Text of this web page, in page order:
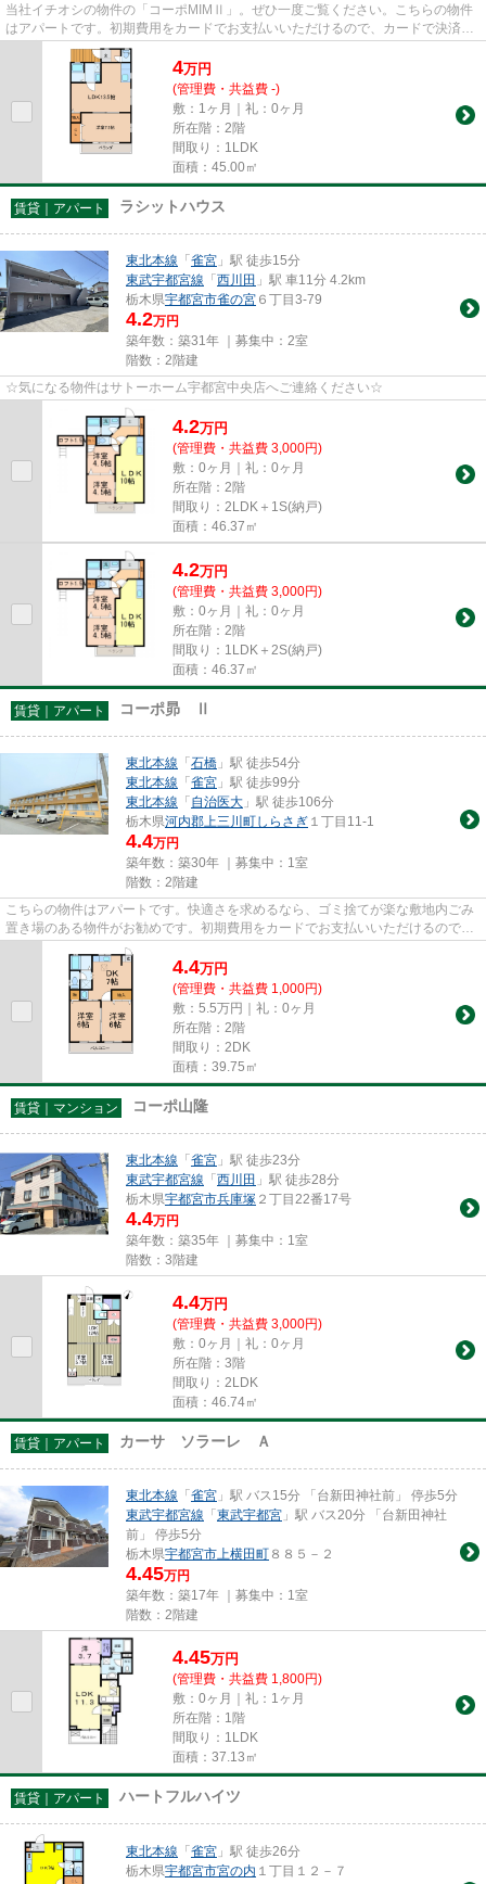
当社イチオシの物件の「コーポMIMⅡ」。ぜひ一度ご覧ください。こちらの物件
はアパートです。初期費用をカードでお支払いいただけるので、カードで決済し
たい方にもおすすめです。こち...
4万円
(管理費・共益費 -)
敷：1ヶ月｜礼：0ヶ月
所在階：2階
間取り：1LDK
面積：45.00㎡
賃貸｜アパート ラシットハウス
東北本線 「雀宮 」駅 徒歩15分
東武宇都宮線 「西川田 」駅 車11分 4.2km
栃木県宇都宮市雀の宮 ６丁目3-79
4.2万円
築年数：築31年 ｜募集中： 2室
階数：2階建
☆気になる物件はサトーホーム宇都宮中央店へご連絡ください☆
4.2万円
(管理費・共益費 3,000円)
敷：0ヶ月｜礼：0ヶ月
所在階：2階
間取り：2LDK＋1S(納戸)
面積：46.37㎡
4.2万円
(管理費・共益費 3,000円)
敷：0ヶ月｜礼：0ヶ月
所在階：2階
間取り：1LDK＋2S(納戸)
面積：46.37㎡
賃貸｜アパート コーポ昴 Ⅱ
東北本線 「石橋 」駅 徒歩54分
東北本線 「雀宮 」駅 徒歩99分
東北本線 「自治医大 」駅 徒歩106分
栃木県河内郡上三川町しらさぎ １丁目11-1
4.4万円
築年数：築30年 ｜募集中： 1室
階数：2階建
こちらの物件はアパートです。快適さを求めるなら、ゴミ捨てが楽な敷地内ごみ
置き場のある物件がお勧めです。初期費用をカードでお支払いいただけるので、
カードで決済したい方にもお...
4.4万円
(管理費・共益費 1,000円)
敷：5.5万円｜礼：0ヶ月
所在階：2階
間取り：2DK
面積：39.75㎡
賃貸｜マンション コーポ山隆
東北本線 「雀宮 」駅 徒歩23分
東武宇都宮線 「西川田 」駅 徒歩28分
栃木県宇都宮市兵庫塚 ２丁目22番17号
4.4万円
築年数：築35年 ｜募集中： 1室
階数：3階建
4.4万円
(管理費・共益費 3,000円)
敷：0ヶ月｜礼：0ヶ月
所在階：3階
間取り：2LDK
面積：46.74㎡
賃貸｜アパート カーサ ソラーレ Ａ
東北本線 「雀宮 」駅 バス15分 「台新田神社前」 停歩5分
東武宇都宮線 「東武宇都宮 」駅 バス20分 「台新田神社
前」 停歩5分
栃木県宇都宮市 上横田町 ８８５－２
4.45万円
築年数：築17年 ｜募集中： 1室
階数：2階建
4.45万円
(管理費・共益費 1,800円)
敷：0ヶ月｜礼：1ヶ月
所在階：1階
間取り：1LDK
面積：37.13㎡
賃貸｜アパート ハートフルハイツ
東北本線 「雀宮 」駅 徒歩26分
栃木県宇都宮市宮の内 １丁目１２－７